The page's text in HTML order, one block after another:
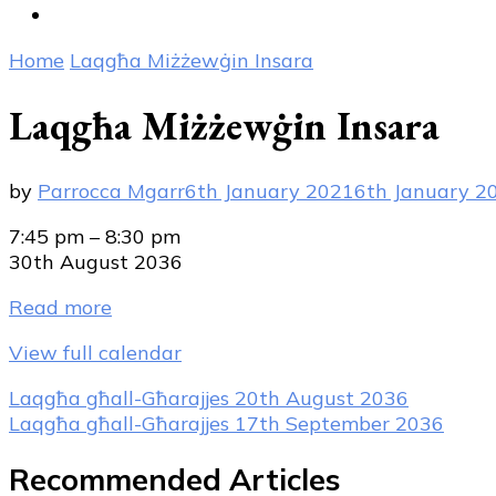
Home Laqgħa Miżżewġin Insara
Laqgħa Miżżewġin Insara
by Parrocca Mgarr6th January 20216th January
Laqgħa
Miżżewġin
7:45 pm – 8:30 pm
30th August 2036
Read more
View full calendar
Post
Navigation
Laqgħa għall-Għarajjes 20th August 2036
Laqgħa għall-Għarajjes 17th September 2036
Recommended Articles